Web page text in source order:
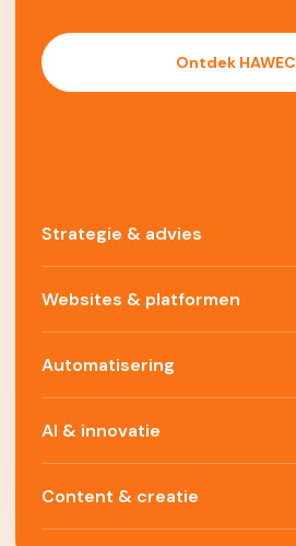
Ontdek HAWEC
Strategie & advies
Websites & platformen
Automatisering
AI & innovatie
Content & creatie